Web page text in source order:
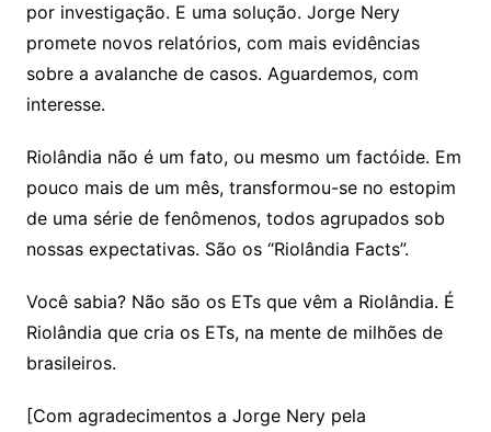
por investigação. E uma solução. Jorge Nery
promete novos relatórios, com mais evidências
sobre a avalanche de casos. Aguardemos, com
interesse.
Riolândia não é um fato, ou mesmo um factóide. Em
pouco mais de um mês, transformou-se no estopim
de uma série de fenômenos, todos agrupados sob
nossas expectativas. São os “Riolândia Facts”.
Você sabia? Não são os ETs que vêm a Riolândia. É
Riolândia que cria os ETs, na mente de milhões de
brasileiros.
[Com agradecimentos a Jorge Nery pela